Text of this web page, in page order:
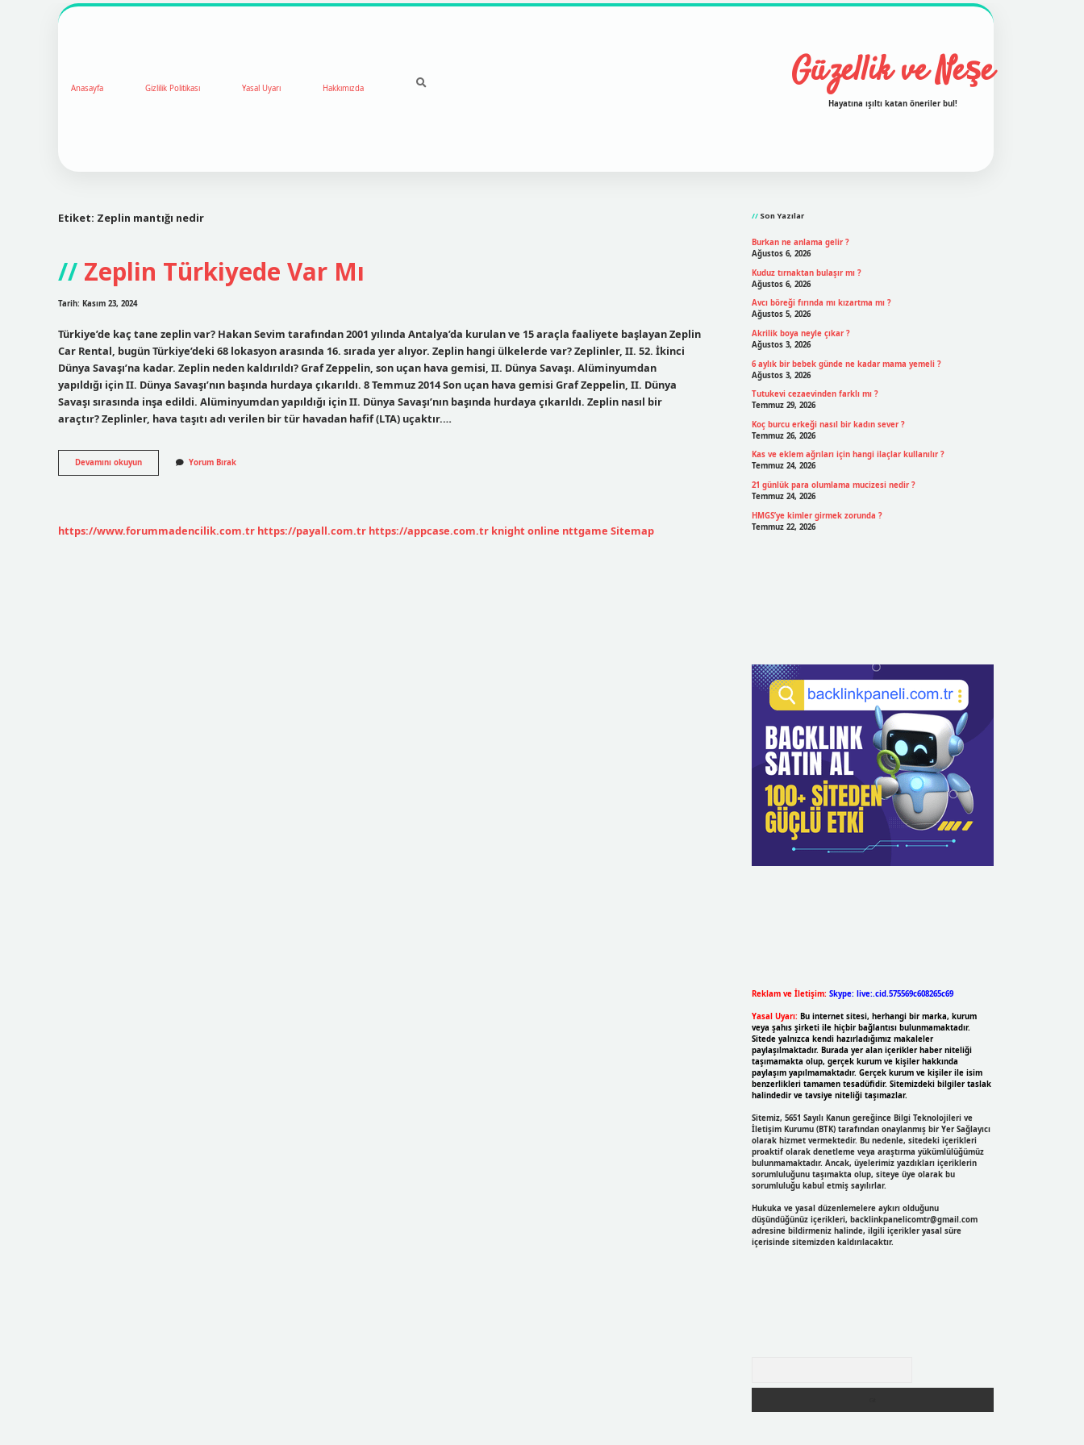
Anasayfa Gizlilik Politikası Yasal Uyarı Hakkımızda Güzellik ve Neşe
Hayatına ışıltı katan öneriler bul!
Etiket: Zeplin mantığı nedir
Zeplin Türkiyede Var Mı
Tarih: Kasım 23, 2024
Türkiye’de kaç tane zeplin var? Hakan Sevim tarafından 2001 yılında Antalya’da kurulan ve 15 araçla faaliyete başlayan Zeplin
Car Rental, bugün Türkiye’deki 68 lokasyon arasında 16. sırada yer alıyor. Zeplin hangi ülkelerde var? Zeplinler, II. 52. İkinci
Dünya Savaşı’na kadar. Zeplin neden kaldırıldı? Graf Zeppelin, son uçan hava gemisi, II. Dünya Savaşı. Alüminyumdan
yapıldığı için II. Dünya Savaşı’nın başında hurdaya çıkarıldı. 8 Temmuz 2014 Son uçan hava gemisi Graf Zeppelin, II. Dünya
Savaşı sırasında inşa edildi. Alüminyumdan yapıldığı için II. Dünya Savaşı’nın başında hurdaya çıkarıldı. Zeplin nasıl bir
araçtır? Zeplinler, hava taşıtı adı verilen bir tür havadan hafif (LTA) uçaktır.…
Devamını okuyunZeplin
Türkiyede
Yorum Bırak
https://www.forummadencilik.com.tr https://payall.com.tr https://appcase.com.tr knight online nttgame Sitemap
Son Yazılar
Burkan ne anlama gelir ?
Ağustos 6, 2026
Kuduz tırnaktan bulaşır mı ?
Ağustos 6, 2026
Avcı böreği fırında mı kızartma mı ?
Ağustos 5, 2026
Akrilik boya neyle çıkar ?
Ağustos 3, 2026
6 aylık bir bebek günde ne kadar mama yemeli ?
Ağustos 3, 2026
Tutukevi cezaevinden farklı mı ?
Temmuz 29, 2026
Koç burcu erkeği nasıl bir kadın sever ?
Temmuz 26, 2026
Kas ve eklem ağrıları için hangi ilaçlar kullanılır ?
Temmuz 24, 2026
21 günlük para olumlama mucizesi nedir ?
Temmuz 24, 2026
HMGS’ye kimler girmek zorunda ?
Temmuz 22, 2026
Reklam ve İletişim: Skype: live:.cid.575569c608265c69
Yasal Uyarı: Bu internet sitesi, herhangi bir marka, kurum
veya şahıs şirketi ile hiçbir bağlantısı bulunmamaktadır.
Sitede yalnızca kendi hazırladığımız makaleler
paylaşılmaktadır. Burada yer alan içerikler haber niteliği
taşımamakta olup, gerçek kurum ve kişiler hakkında
paylaşım yapılmamaktadır. Gerçek kurum ve kişiler ile isim
benzerlikleri tamamen tesadüfidir. Sitemizdeki bilgiler taslak
halindedir ve tavsiye niteliği taşımazlar.
Sitemiz, 5651 Sayılı Kanun gereğince Bilgi Teknolojileri ve
İletişim Kurumu (BTK) tarafından onaylanmış bir Yer Sağlayıcı
olarak hizmet vermektedir. Bu nedenle, sitedeki içerikleri
proaktif olarak denetleme veya araştırma yükümlülüğümüz
bulunmamaktadır. Ancak, üyelerimiz yazdıkları içeriklerin
sorumluluğunu taşımakta olup, siteye üye olarak bu
sorumluluğu kabul etmiş sayılırlar.
Hukuka ve yasal düzenlemelere aykırı olduğunu
düşündüğünüz içerikleri, backlinkpanelicomtr@gmail.com
adresine bildirmeniz halinde, ilgili içerikler yasal süre
içerisinde sitemizden kaldırılacaktır.